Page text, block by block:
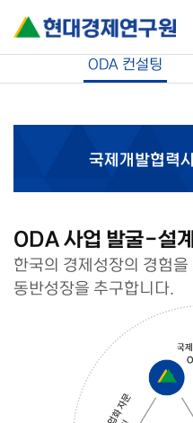
국제개발협력
ODA 컨설팅
국제개발협력
ODA 사업 발굴-설
한국의 경제성장의 경험
동반성장을 추구합니다.